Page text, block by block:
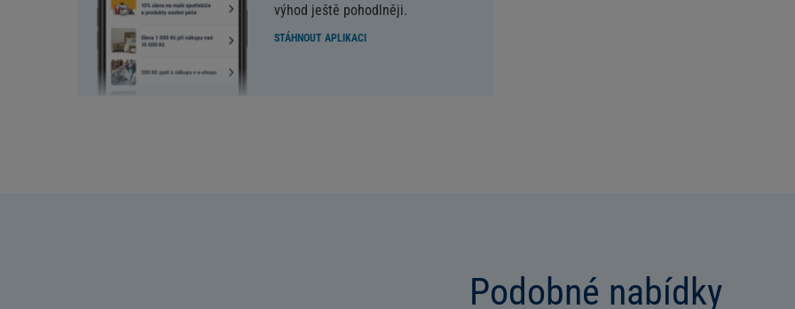
výhod ještě pohodlněji.
STÁHNOUT APLIKACI
Podobné nabídky